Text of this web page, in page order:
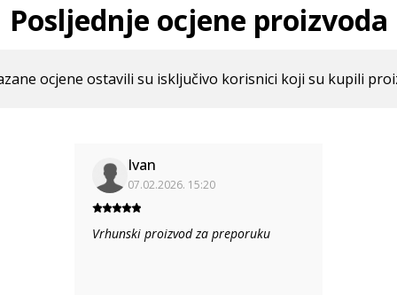
Posljednje ocjene proizvoda
ocjene ostavili su isključivo korisnici koji su kupili
Ivan
07.02.2026. 15:20
Vrhunski proizvod za preporuku